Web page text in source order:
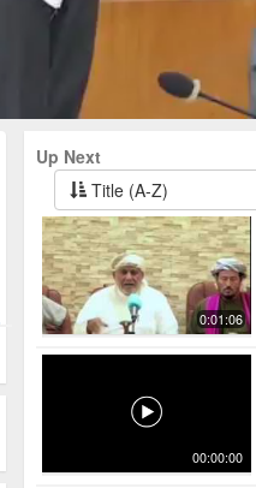
Up Next
Title (A-Z)
0:01:06
00:00:00